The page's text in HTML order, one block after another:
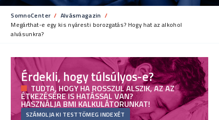
SomnoCenter
Alvásmagazin
Current:
Megárthat-e egy kis nyáresti borozgatás? Hogy hat az alkohol
alvásunkra?
Érdekli, hogy túlsúlyos-e?
TUDTA, HOGY HA ROSSZUL ALSZIK, AZ AZ
ÉTKEZÉSÉRE IS HATÁSSAL VAN?
HASZNÁLJA BMI KALKULÁTORUNKAT!
SZÁMOLJA KI TESTTÖMEG INDEXÉT